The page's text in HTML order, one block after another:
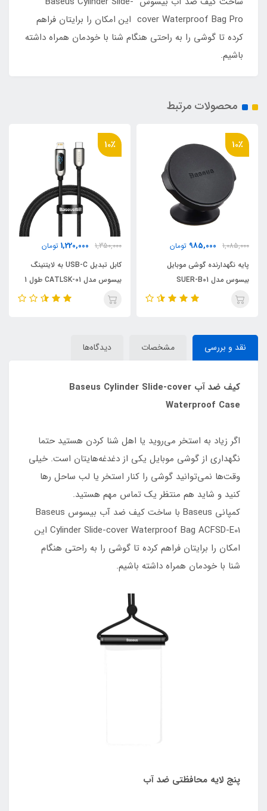
cover Waterproof Bag Pro این امکان را برایتان فراهم
کرده تا گوشی را به راحتی هنگام شنا با خودمان همراه داشته
باشیم.
محصولات مرتبط
10٪
1,085,000
985,000 تومان
پایه نگهدارنده گوشی موبایل
بیسوس مدل SUER-B01
10٪
1,350,000
1,220,000 تومان
کابل تبدیل USB-C به لایتنینگ
بیسوس مدل CATLSK-01 طول 1
متر
نقد و بررسی مشخصات دیدگاه‌ها
کیف ضد آب Baseus Cylinder Slide-cover
Waterproof Case
اگر زیاد به استخر می‌روید یا اهل شنا کردن هستید حتما
نگهداری از گوشی موبایل یکی از دغدغه‌هایتان است. خیلی
وقت‌ها نمی‌توانید گوشی را کنار استخر یا لب ساحل رها
کنید و شاید هم منتظر یک تماس مهم هستید.
کمپانی Baseus با ساخت کیف ضد آب بیسوس Baseus
Cylinder Slide-cover Waterproof Bag ACFSD-E01 این
امکان را برایتان فراهم کرده تا گوشی را به راحتی هنگام
شنا با خودمان همراه داشته باشیم.
پنج لایه محافظتی ضد آب